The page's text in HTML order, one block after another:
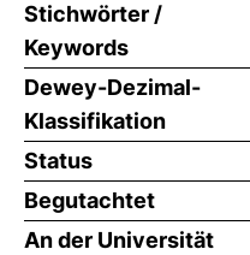
Stichwörter /
Keywords
Dewey-Dezimal-
Klassifikation
Status
Begutachtet
An der Universität